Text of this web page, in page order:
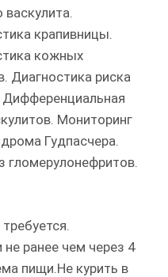
крапивницы.
кожных
Диагностика риска
Мониторинг
Гудпасчера.
ранее чем через 4
пищи.Не курить в